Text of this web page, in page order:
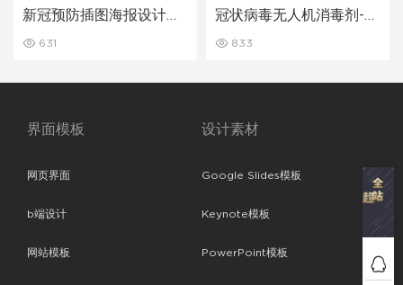
新冠预防插图海报设计模
631
冠状病毒无人机消毒剂-登
833
界面模板
网页界面
b端设计
网站模板
设计素材
Google Slides模板
Keynote模板
PowerPoint模板